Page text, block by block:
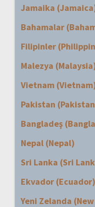
Jamaika
Bahamalar
Filipinler
Malezya
Vietnam
Pakistan
Bangladeş
Nepal (Nepal)
Sri Lanka (Sri
Ekvador (Ecuador)
Yeni Zelanda